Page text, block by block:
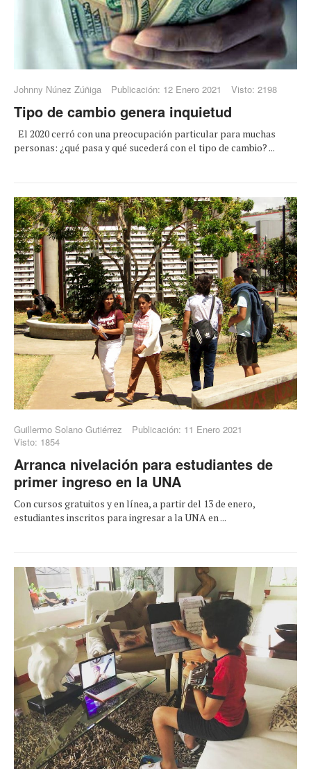
Johnny Núnez Zúñiga Publicación: 12 Enero 2021 Visto: 2198
Tipo de cambio genera inquietud
El 2020 cerró con una preocupación particular para muchas
personas: ¿qué pasa y qué sucederá con el tipo de cambio? ...
Guillermo Solano Gutiérrez
Publicación: 11 Enero 2021
Visto: 1854
Arranca nivelación para estudiantes de
primer ingreso en la UNA
Con cursos gratuitos y en línea, a partir del 13 de enero,
estudiantes inscritos para ingresar a la UNA en ...